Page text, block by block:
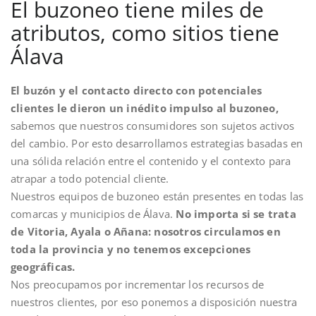
El buzoneo tiene miles de
atributos, como sitios tiene
Álava
El buzón y el contacto directo con potenciales
clientes le dieron un inédito impulso al buzoneo,
sabemos que nuestros consumidores son sujetos activos
del cambio. Por esto desarrollamos estrategias basadas en
una sólida relación entre el contenido y el contexto para
atrapar a todo potencial cliente.
Nuestros equipos de buzoneo están presentes en todas las
comarcas y municipios de Álava. No importa si se trata
de Vitoria, Ayala o Añana: nosotros circulamos en
toda la provincia y no tenemos excepciones
geográficas.
Nos preocupamos por incrementar los recursos de
nuestros clientes, por eso ponemos a disposición nuestra